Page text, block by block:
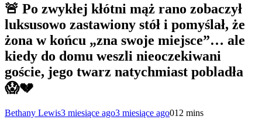
🚨 Po zwykłej kłótni mąż rano zobaczył
luksusowo zastawiony stół i pomyślał, że
żona w końcu „zna swoje miejsce”… ale
kiedy do domu weszli nieoczekiwani
goście, jego twarz natychmiast pobladła
😱💔
Bethany Lewis3 miesiące ago3 miesiące ago012 mins